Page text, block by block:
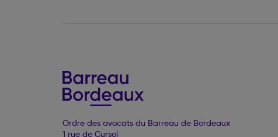
Ordre des avocats du Barreau de Bordeaux
1 rue de Cursol